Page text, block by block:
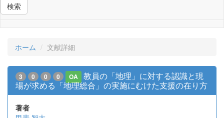
検索
ホーム 文献詳細
3 0 0 0 OA
教員の「地理」に対する認識と現
場が求める「地理総合」の実施にむけた支援の在り方
著者